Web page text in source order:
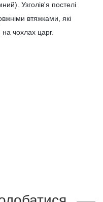
Узголів'я постелі
втяжками, які
чохлах царг.